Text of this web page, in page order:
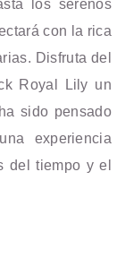
los serenos
con la rica
Disfruta del
Royal Lily un
sido pensado
experiencia
del tiempo y el